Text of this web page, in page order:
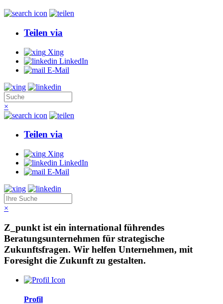
Teilen via
Xing
LinkedIn
E-Mail
×
Teilen via
Xing
LinkedIn
E-Mail
×
Z_punkt ist ein international führendes
Beratungsunternehmen für strategische
Zukunftsfragen. Wir helfen Unternehmen, mit
Foresight die Zukunft zu gestalten.
Profil